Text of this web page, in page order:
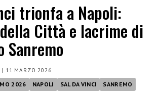
trionfa a Napoli:
Città e lacrime di
Sanremo
| 11 MARZO 2026
2026 NAPOLI SAL DA VINCI SANREMO